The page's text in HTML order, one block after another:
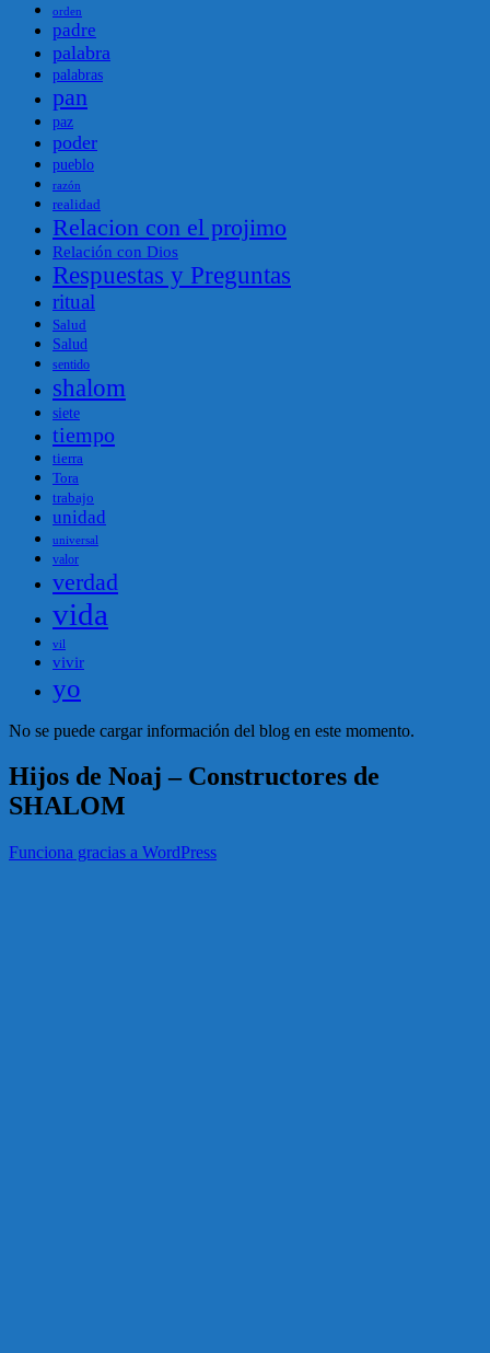
orden
padre
palabra
palabras
pan
paz
poder
pueblo
razón
realidad
Relacion con el projimo
Relación con Dios
Respuestas y Preguntas
ritual
Salud
Salud
sentido
shalom
siete
tiempo
tierra
Tora
trabajo
unidad
universal
valor
verdad
vida
vil
vivir
yo
No se puede cargar información del blog en este momento.
Hijos de Noaj – Constructores de
SHALOM
Funciona gracias a WordPress